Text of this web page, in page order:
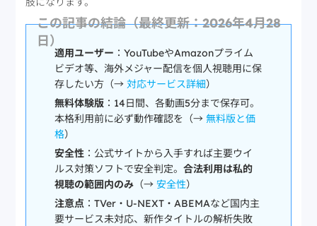
この記事の結論（最終更新：2026年4月28
日）
適用ユーザー ：YouTubeやAmazonプライム
ビデオ等、海外メジャー配信を個人視聴用に保
存したい方（→対応サービス詳細）
無料体験版 ：14日間、各動画5分まで保存可。
本格利用前に必ず動作確認を（→無料版と価
格）
安全性 ：公式サイトから入手すれば主要ウイ
ルス対策ソフトで安全判定。合法利用は私的
視聴の範囲内のみ （→安全性）
注意点 ：TVer・U-NEXT・ABEMAなど国内主
要サービス未対応、新作タイトルの解析失敗